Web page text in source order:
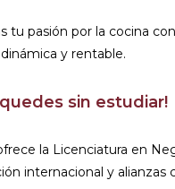
tu pasión por la cocina
y rentable.
sin estudiar!
la Licenciatura en
internacional y